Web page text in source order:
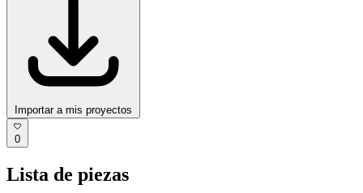
Importar a mis proyectos
0
Lista de piezas